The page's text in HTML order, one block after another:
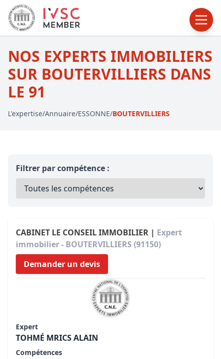
NOS EXPERTS IMMOBILIERS
SUR BOUTERVILLIERS DANS
LE 91
L'expertise/Annuaire/ESSONNE/BOUTERVILLIERS
Filtrer par compétence :
CABINET LE CONSEIL IMMOBILIER | Expert
immobilier - BOUTERVILLIERS (91150)
Demander un devis
Expert
TOHMÉ MRICS ALAIN
Compétences